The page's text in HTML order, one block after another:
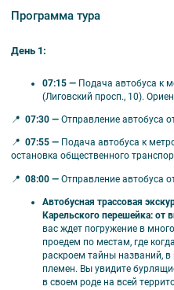
⏰Продолжительность:
✨ Преимущества
самыми
Два варианта
самая большая
экскурсия на
Ладожским шхерам
природному
Увеличенное время
«Рускеала»;
Посещение
Все трансферы и
Программа тура
День 1:
07:15 — Подача автобуса к
(Лиговский просп., 10).
📍 07:30 — Отправление автобуса
📍 07:55 — Подача автобуса к
остановка общественного
📍 08:00 — Отправление автобуса
Автобусная трассовая
Карельского перешейка: от
вас ждет погружение в
проедем по местам, где
раскроем тайны названий,
племен. Вы увидите
в своем роде на всей